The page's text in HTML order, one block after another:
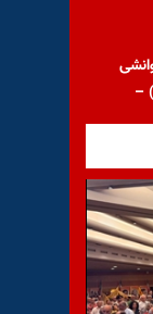
نو از انقلاب مشروطه (۳۶) –
عفو بین‌الملل : از ۲۵مرداد۶۷
به